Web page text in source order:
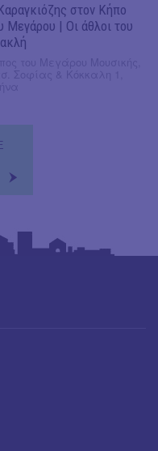
στον Κήπο
Μεγάρου | Οι άθλοι του